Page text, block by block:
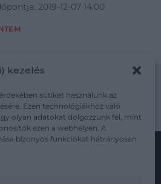
kezelés
sütiket használunk az
Ezen technológiákhoz való
olyan adatokat dolgozzunk fel, mint
ezen a webhelyen. A
bizonyos funkciókat hátrányosan
2019-12-07 14:00